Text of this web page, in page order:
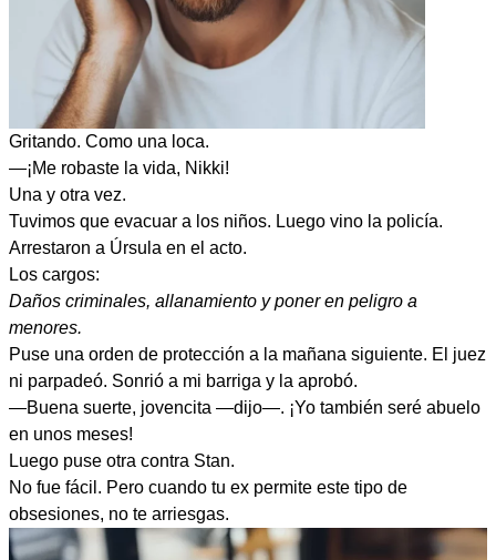
Gritando. Como una loca.
—¡Me robaste la vida, Nikki!
Una y otra vez.
Tuvimos que evacuar a los niños. Luego vino la policía.
Arrestaron a Úrsula en el acto.
Los cargos:
Daños criminales, allanamiento y poner en peligro a
menores.
Puse una orden de protección a la mañana siguiente. El juez
ni parpadeó. Sonrió a mi barriga y la aprobó.
—Buena suerte, jovencita —dijo—. ¡Yo también seré abuelo
en unos meses!
Luego puse otra contra Stan.
No fue fácil. Pero cuando tu ex permite este tipo de
obsesiones, no te arriesgas.